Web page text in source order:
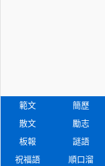
範文 簡歷
散文
勵志
板報
謎語
祝福語
順口溜